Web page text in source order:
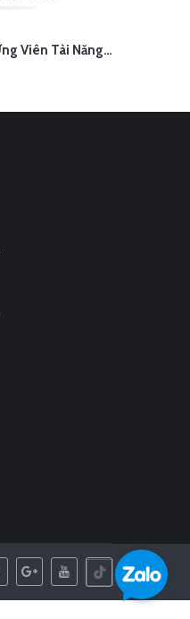
XEM NHANH
Livestream cuộc thi Ứng Viên Tài Năng tại Đại học Ngoại Thương